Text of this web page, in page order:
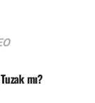
mı?